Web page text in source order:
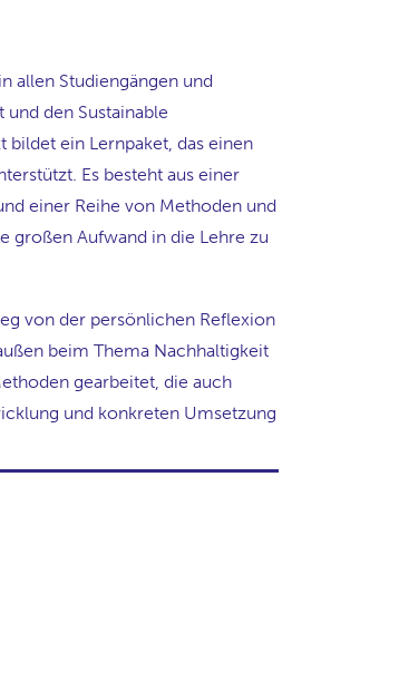
allen Studiengängen und
und den Sustainable
bildet ein Lernpaket, das einen
Es besteht aus einer
einer Reihe von Methoden und
großen Aufwand in die Lehre zu
von der persönlichen Reflexion
beim Thema Nachhaltigkeit
gearbeitet, die auch
und konkreten Umsetzung